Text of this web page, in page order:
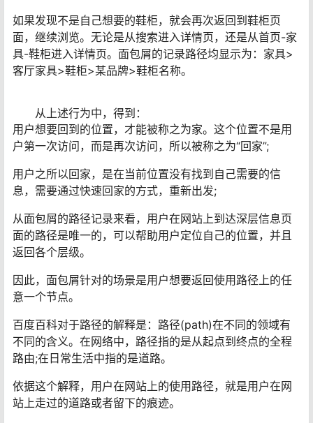
如果发现不是自己想要的鞋柜，就会再次返回到鞋柜页
面，继续浏览。无论是从搜索进入详情页，还是从首页-家
具-鞋柜进入详情页。面包屑的记录路径均显示为：家具>
客厅家具>鞋柜>某品牌>鞋柜名称。
从上述行为中，得到：
用户想要回到的位置，才能被称之为家。这个位置不是用
户第一次访问，而是再次访问，所以被称之为“回家”;
用户之所以回家，是在当前位置没有找到自己需要的信
息，需要通过快速回家的方式，重新出发;
从面包屑的路径记录来看，用户在网站上到达深层信息页
面的路径是唯一的，可以帮助用户定位自己的位置，并且
返回各个层级。
因此，面包屑针对的场景是用户想要返回使用路径上的任
意一个节点。
百度百科对于路径的解释是：路径(path)在不同的领域有
不同的含义。在网络中，路径指的是从起点到终点的全程
路由;在日常生活中指的是道路。
依据这个解释，用户在网站上的使用路径，就是用户在网
站上走过的道路或者留下的痕迹。